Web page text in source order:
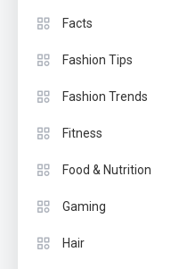
Facts
Fashion Tips
Fashion Trends
Fitness
Food & Nutrition
Gaming
Hair